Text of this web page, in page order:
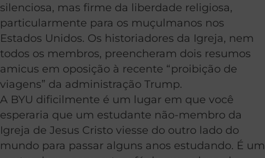
silenciosa, mas firme da liberdade religiosa,
particularmente para os muçulmanos nos
Estados Unidos. Os historiadores da Igreja, nem
todos os membros, preencheram dois resumos
amicus em oposição à recente “proibição de
viagens” da administração Trump.
A BYU dificilmente é um lugar em que você
esperaria que um estudante não-membro da
Igreja de Jesus Cristo viesse do outro lado do
mundo para passar alguns anos estudando. É um